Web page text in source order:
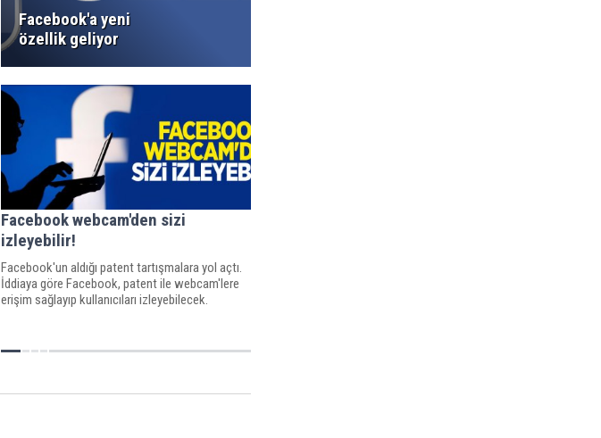
Facebook'a yeni
özellik geliyor
Facebook webcam'den sizi
izleyebilir!
Facebook'un aldığı patent tartışmalara yol açtı.
İddiaya göre Facebook, patent ile webcam'lere
erişim sağlayıp kullanıcıları izleyebilecek.